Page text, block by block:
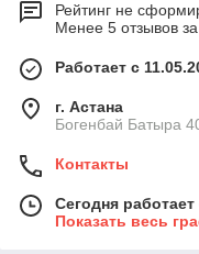
Рейтинг не
Менее 5 отзывов
Работает с
г. Астана
Богенбай Батыра
Контакты
Сегодня
Показать весь